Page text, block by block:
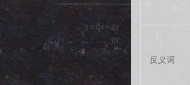
反义词